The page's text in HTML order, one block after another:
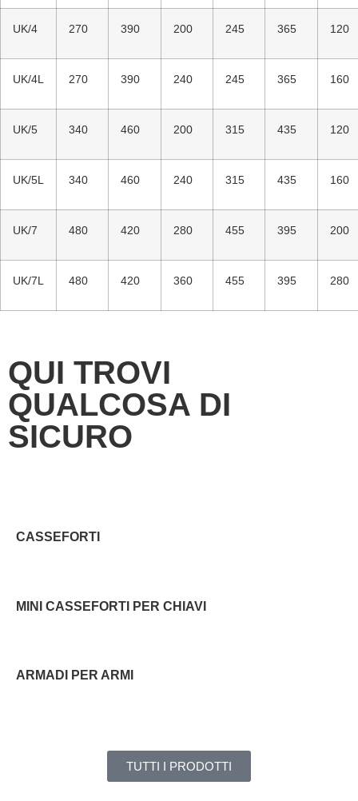
UK/4 270 390 200 245 365 120
UK/4L 270 390 240 245 365 160
UK/5 340 460 200 315 435 120
UK/5L 340 460 240 315 435 160
UK/7 480 420 280 455 395 200
UK/7L 480 420 360 455 395 280
QUI TROVI
QUALCOSA DI
SICURO
CASSEFORTI
MINI CASSEFORTI PER CHIAVI
ARMADI PER ARMI
TUTTI I PRODOTTI